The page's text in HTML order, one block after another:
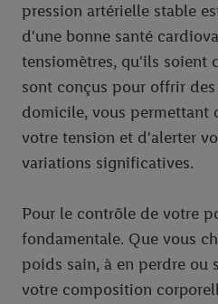
pression artérielle stable
d'une bonne santé
tensiomètres, qu'ils soient
sont conçus pour offrir des
domicile, vous permettant
votre tension et d'alerter
variations significatives.
Pour le contrôle de votre
fondamentale. Que vous
poids sain, à en perdre ou
votre composition